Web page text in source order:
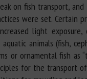
on fish transport,
were set.
light
animals (fish,
or ornamental fish
for the transport